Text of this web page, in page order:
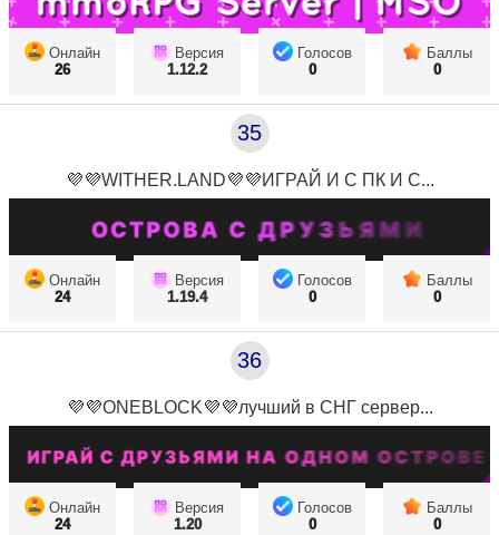
Онлайн
26
Версия
1.12.2
Голосов
0
Баллы
0
35
💜💜WITHER.LAND💜💜ИГРАЙ И С ПК И С...
Онлайн
24
Версия
1.19.4
Голосов
0
Баллы
0
36
💜💜ONEBLOCK💜💜лучший в СНГ сервер...
Онлайн
24
Версия
1.20
Голосов
0
Баллы
0